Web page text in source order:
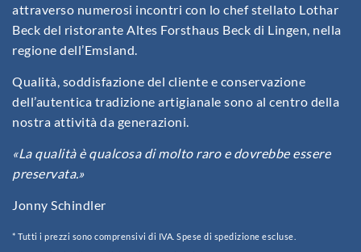
attraverso numerosi incontri con lo chef stellato Lothar
Beck del ristorante Altes Forsthaus Beck di Lingen, nella
regione dell’Emsland.
Qualità, soddisfazione del cliente e conservazione
dell’autentica tradizione artigianale sono al centro della
nostra attività da generazioni.
«La qualità è qualcosa di molto raro e dovrebbe essere
preservata.»
Jonny Schindler
* Tutti i prezzi sono comprensivi di IVA. Spese di spedizione escluse.